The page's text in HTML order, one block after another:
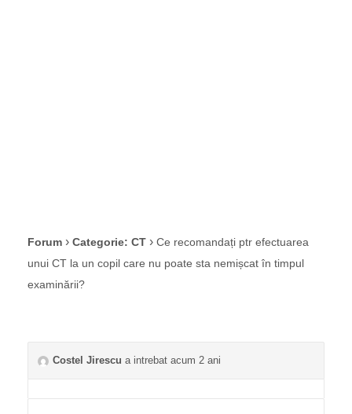
Forum › Categorie: CT › Ce recomandați ptr efectuarea
unui CT la un copil care nu poate sta nemișcat în timpul
examinării?
Costel Jirescu a intrebat acum 2 ani